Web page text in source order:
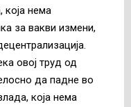
која нема
за вакви измени,
овој труд од
да падне во
која нема